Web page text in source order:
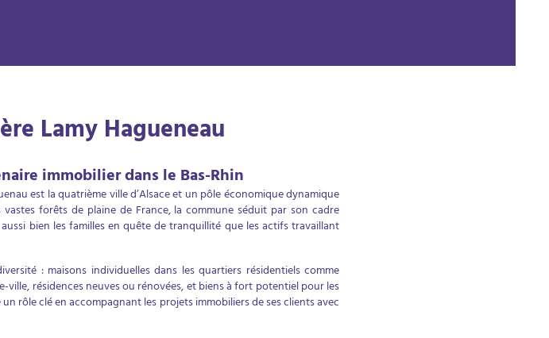
Lamy Hagueneau
immobilier dans le Bas-Rhin
est la quatrième ville d’Alsace et un pôle économique dynamique
forêts de plaine de France, la commune séduit par son cadre
bien les familles en quête de tranquillité que les actifs travaillant
: maisons individuelles dans les quartiers résidentiels comme
résidences neuves ou rénovées, et biens à fort potentiel pour les
rôle clé en accompagnant les projets immobiliers de ses clients avec